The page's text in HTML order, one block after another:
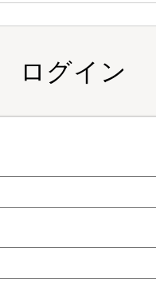
ログイン